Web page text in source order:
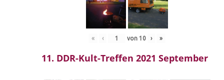
« ‹ von 10 › »
11. DDR-Kult-Treffen 2021 September